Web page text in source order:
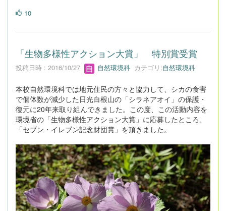
10
「生物多様性アクション大賞」 特別賞受賞
投稿日時 : 2016/10/27 自然環境科 カテゴリ:自然環境科
本校自然環境科では地元住民の方々と協力して、シカの食害
で個体数が減少した日光白根山の「シラネアオイ」の保護・
復元に20年来取り組んできました。この度、この活動内容を
環境省の「生物多様性アクション大賞」に応募したところ、
「セブン・イレブン記念財団賞」を頂きました。